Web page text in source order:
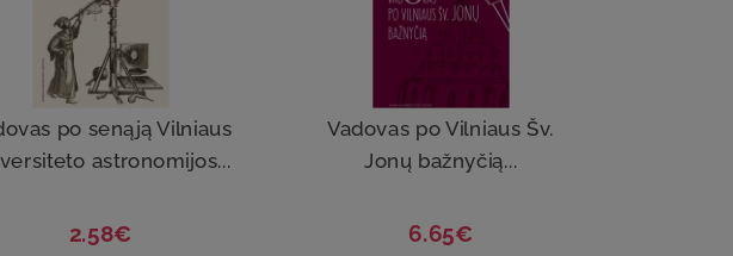
po senąją Vilniaus
astronomijos...
2.58€
Vadovas po Vilniaus Šv.
Jonų bažnyčią...
6.65€